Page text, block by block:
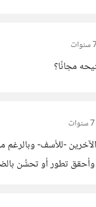
مجانًا؟
-للأسف-
تطور أو تحسُّن